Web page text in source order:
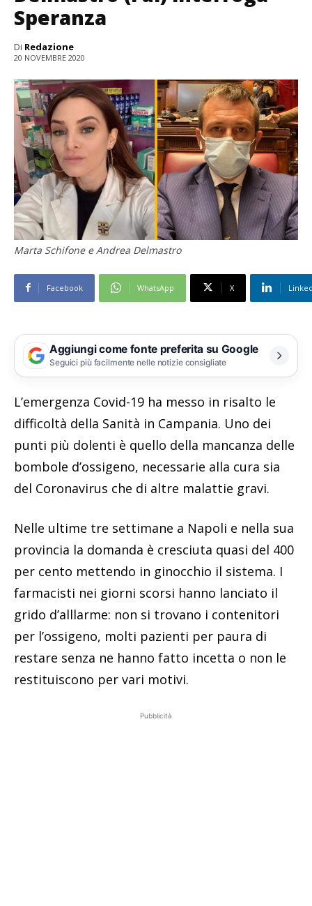
Speranza
Di Redazione
20 NOVEMBRE 2020
Marta Schifone e Andrea Delmastro
Facebook WhatsApp X
Aggiungi come fonte preferita su Google
Seguici più facilmente nelle notizie consigliate
L’emergenza Covid-19 ha messo in risalto le
difficoltà della Sanità in Campania. Uno dei
punti più dolenti è quello della mancanza delle
bombole d’ossigeno, necessarie alla cura sia
del Coronavirus che di altre malattie gravi.
Nelle ultime tre settimane a Napoli e nella sua
provincia la domanda è cresciuta quasi del 400
per cento mettendo in ginocchio il sistema. I
farmacisti nei giorni scorsi hanno lanciato il
grido d’alllarme: non si trovano i contenitori
per l’ossigeno, molti pazienti per paura di
restare senza ne hanno fatto incetta o non le
restituiscono per vari motivi.
Pubblicità